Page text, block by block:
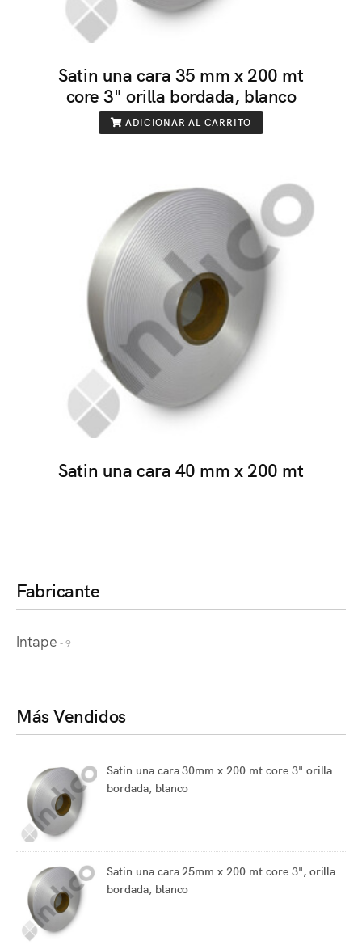
Satin una cara 35 mm x 200 mt
core 3" orilla bordada, blanco
ADICIONAR AL CARRITO
Satin una cara 40 mm x 200 mt
Fabricante
Intape - 9
Más Vendidos
Satin una cara 30mm x 200 mt core 3" orilla
bordada, blanco
Satin una cara 25mm x 200 mt core 3", orilla
bordada, blanco